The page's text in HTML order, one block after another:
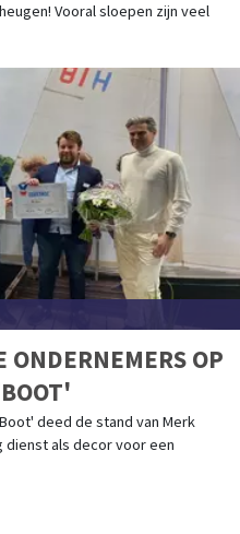
Vooral sloepen zijn veel
ONDERNEMERS OP
deed de stand van Merk
als decor voor een